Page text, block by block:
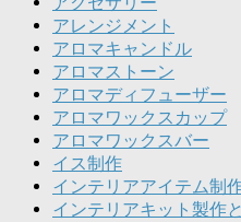
アレンジメント
アロマキャンドル
アロマストーン
アロマディフューザー
アロマワックスカップ
アロマワックスバー
イス制作
インテリアアイテム制
インテリアキット製作